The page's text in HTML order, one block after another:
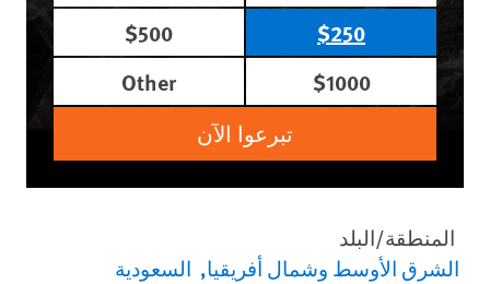
$250
$500
$1000
Other
تبرعوا الآن
المنطقة/البلد
الشرق الأوسط وشمال أفريقيا السعودية